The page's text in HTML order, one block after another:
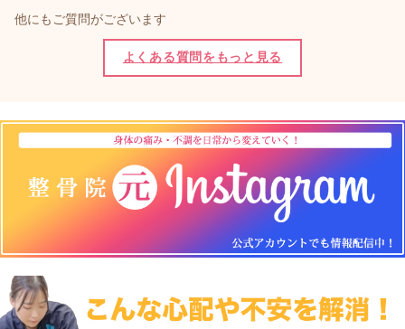
他にもご質問がございます
よくある質問をもっと見る